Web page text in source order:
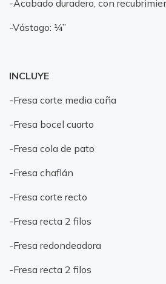
-Acabado duradero, con
-Vástago: ¼”
INCLUYE
-Fresa corte media caña
-Fresa bocel cuarto
-Fresa cola de pato
-Fresa chaflán
-Fresa corte recto
-Fresa recta 2 filos
-Fresa redondeadora
-Fresa recta 2 filos